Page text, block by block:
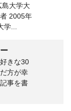
島大学大
2005年
...
きな30
方が幸
事を書